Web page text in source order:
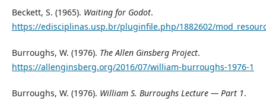
Beckett, S. (1965). Waiting for Godot.
https://edisciplinas.usp.br/pluginfile.php/1882602/
Burroughs, W. (1976). The Allen Ginsberg Project.
https://allenginsberg.org/2016/07/william-burroughs-1976-1
Burroughs, W. (1976). William S. Burroughs Lecture —Part 1.